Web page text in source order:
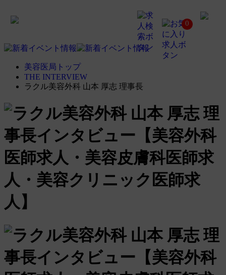
ラ
ク
容
理
長
イ
ン
タ
ビ
ー
【美
容
外
科
師
美
容
皮
0
美容医局トップ
THE INTERVIEW
ラクル美容外科 山本 厚志 理事長